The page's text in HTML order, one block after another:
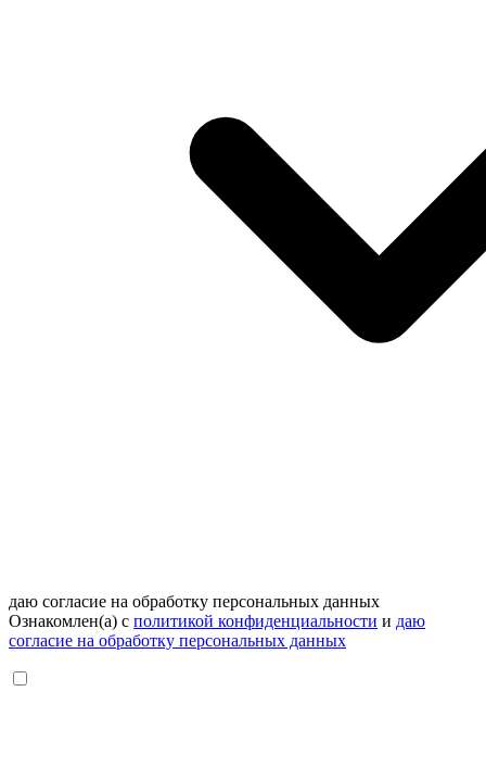
даю согласие на обработку персональных данных
Ознакомлен(а) с политикой конфиденциальности и даю
согласие на обработку персональных данных